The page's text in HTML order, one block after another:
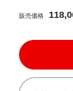
販売価格